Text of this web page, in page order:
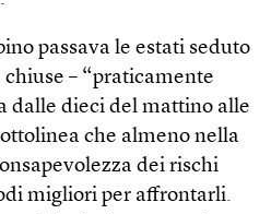
passava le estati seduto
– “praticamente
dalle dieci del mattino alle
che almeno nella
dei rischi
migliori per affrontarli.